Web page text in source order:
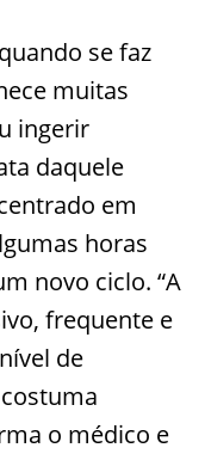
se faz
muitas
ingerir
daquele
em
horas
novo ciclo. “A
frequente e
de
o médico e